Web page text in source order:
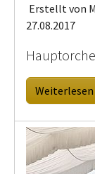
Erstellt von
27.08.2017
Weiterlesen